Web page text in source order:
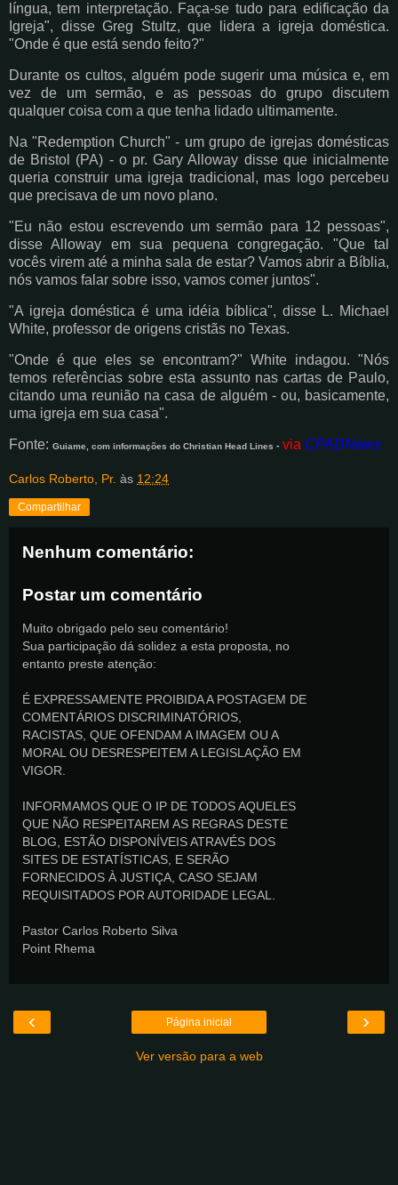
língua, tem interpretação. Faça-se tudo para edificação da
Igreja", disse Greg Stultz, que lidera a igreja doméstica.
"Onde é que está sendo feito?"
Durante os cultos, alguém pode sugerir uma música e, em
vez de um sermão, e as pessoas do grupo discutem
qualquer coisa com a que tenha lidado ultimamente.
Na "Redemption Church" - um grupo de igrejas domésticas
de Bristol (PA) - o pr. Gary Alloway disse que inicialmente
queria construir uma igreja tradicional, mas logo percebeu
que precisava de um novo plano.
"Eu não estou escrevendo um sermão para 12 pessoas",
disse Alloway em sua pequena congregação. "Que tal
vocês virem até a minha sala de estar? Vamos abrir a Bíblia,
nós vamos falar sobre isso, vamos comer juntos".
"A igreja doméstica é uma idéia bíblica", disse L. Michael
White, professor de origens cristãs no Texas.
"Onde é que eles se encontram?" White indagou. "Nós
temos referências sobre esta assunto nas cartas de Paulo,
citando uma reunião na casa de alguém - ou, basicamente,
uma igreja em sua casa".
Fonte: Guiame, com informações do Christian Head Lines - via CPADNews
Carlos Roberto, Pr. às 12:24
Compartilhar
Nenhum comentário:
Postar um comentário
Muito obrigado pelo seu comentário!
Sua participação dá solidez a esta proposta, no
entanto preste atenção:
É EXPRESSAMENTE PROIBIDA A POSTAGEM DE
COMENTÁRIOS DISCRIMINATÓRIOS,
RACISTAS, QUE OFENDAM A IMAGEM OU A
MORAL OU DESRESPEITEM A LEGISLAÇÃO EM
VIGOR.
INFORMAMOS QUE O IP DE TODOS AQUELES
QUE NÃO RESPEITAREM AS REGRAS DESTE
BLOG, ESTÃO DISPONÍVEIS ATRAVÉS DOS
SITES DE ESTATÍSTICAS, E SERÃO
FORNECIDOS À JUSTIÇA, CASO SEJAM
REQUISITADOS POR AUTORIDADE LEGAL.
Pastor Carlos Roberto Silva
Point Rhema
‹ ›
Página inicial
Ver versão para a web